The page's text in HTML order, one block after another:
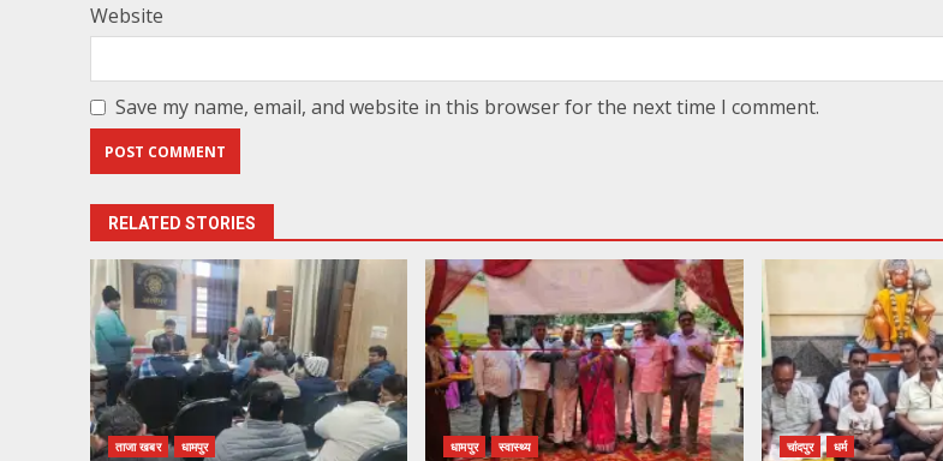
Website
Save my name, email, and website in this browser for the next time I comment.
RELATED STORIES
ताजा खबर धामपुर धामपुर स्वास्थ्य चांदपुर धर्म